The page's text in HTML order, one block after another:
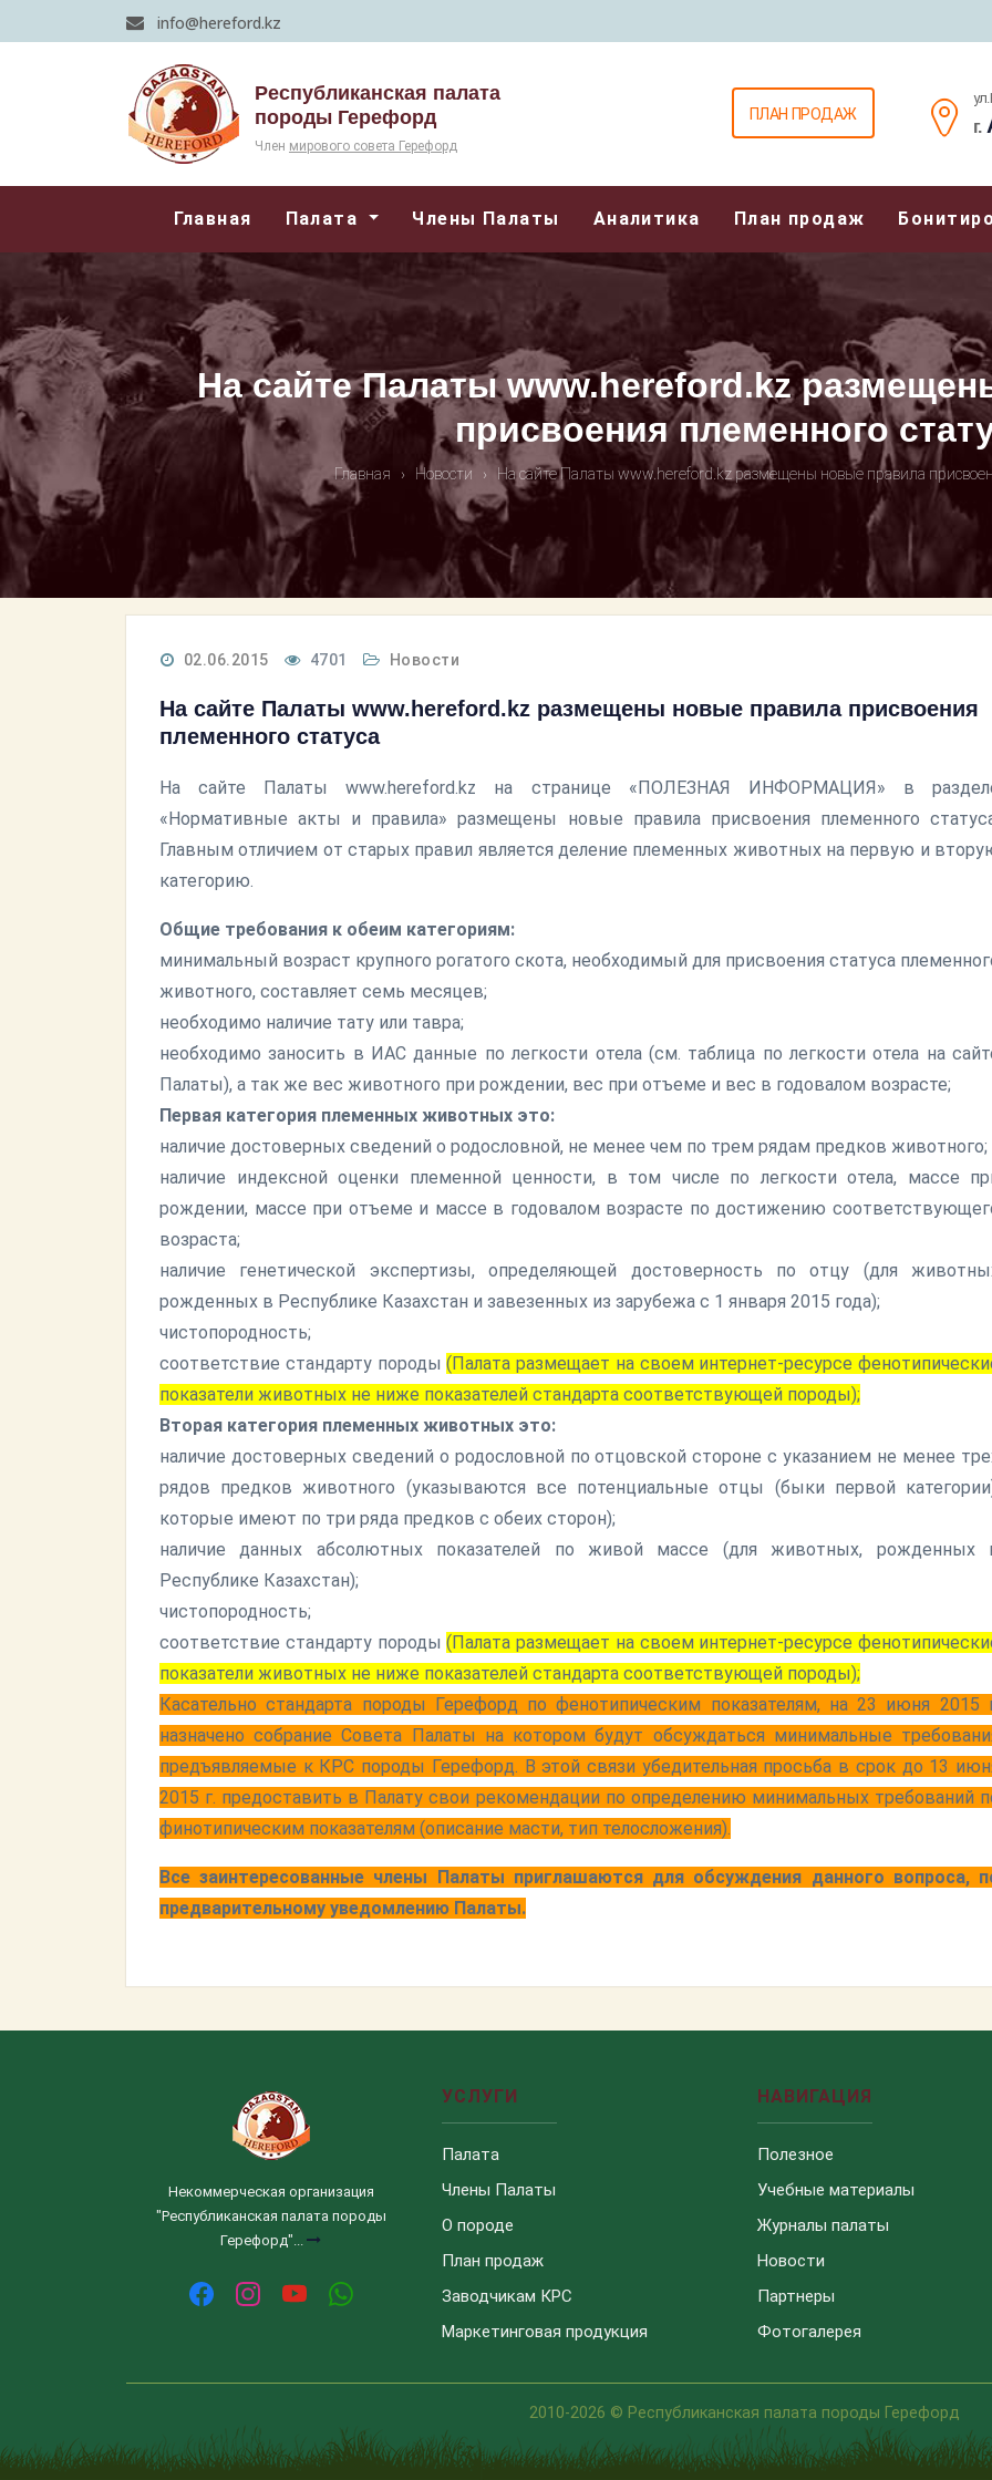
info@hereford.kz
Республиканская палата
породы Герефорд
Член мирового совета Герефорд
ПЛАН ПРОДАЖ
г.
Главная Палата Члены Палаты Аналитика План продаж
На сайте Палаты www.hereford.kz
присвоения племенного
Главная › Новости › На сайте Палаты www.hereford.kz размещены новые правила
02.06.2015 4701 Новости
На сайте Палаты www.hereford.kz размещены новые правила присвоения
племенного статуса
На сайте Палаты www.hereford.kz на странице «ПОЛЕЗНАЯ ИНФОРМАЦИЯ» в
«Нормативные акты и правила» размещены новые правила присвоения племенного
Главным отличием от старых правил является деление племенных животных на первую и
категорию.
Общие требования к обеим категориям:
минимальный возраст крупного рогатого скота, необходимый для присвоения статуса
животного, составляет семь месяцев;
необходимо наличие тату или тавра;
необходимо заносить в ИАС данные по легкости отела (см. таблица по легкости отела на
Палаты), а так же вес животного при рождении, вес при отъеме и вес в годовалом возрасте;
Первая категория племенных животных это:
наличие достоверных сведений о родословной, не менее чем по трем рядам предков животного;
наличие индексной оценки племенной ценности, в том числе по легкости отела, массе
рождении, массе при отъеме и массе в годовалом возрасте по достижению
возраста;
наличие генетической экспертизы, определяющей достоверность по отцу (для
рожденных в Республике Казахстан и завезенных из зарубежа с 1 января 2015 года);
чистопородность;
соответствие стандарту породы(Палата размещает на своем интернет-ресурсе
показатели животных не ниже показателей стандарта соответствующей породы);
Вторая категория племенных животных это:
наличие достоверных сведений о родословной по отцовской стороне с указанием не менее
рядов предков животного (указываются все потенциальные отцы (быки первой
которые имеют по три ряда предков с обеих сторон);
наличие данных абсолютных показателей по живой массе (для животных, рожденных
Республике Казахстан);
чистопородность;
соответствие стандарту породы(Палата размещает на своем интернет-ресурсе
показатели животных не ниже показателей стандарта соответствующей породы);
Касательно стандарта породы Герефорд по фенотипическим показателям, на 23 июня 2015
назначено собрание Совета Палаты на котором будут обсуждаться минимальные
предъявляемые к КРС породы Герефорд. В этой связи убедительная просьба в срок до 13
2015 г. предоставить в Палату свои рекомендации по определению минимальных требований
финотипическим показателям (описание масти, тип телосложения).
Все заинтересованные члены Палаты приглашаются для обсуждения данного вопроса,
предварительному уведомлению Палаты.
Некоммерческая организация
"Республиканская палата породы
Герефорд"...
УСЛУГИ
Палата
Члены Палаты
О породе
План продаж
Заводчикам КРС
Маркетинговая продукция
НАВИГАЦИЯ
Полезное
Учебные материалы
Журналы палаты
Новости
Партнеры
Фотогалерея
2010-2026 © Республиканская палата породы Герефорд